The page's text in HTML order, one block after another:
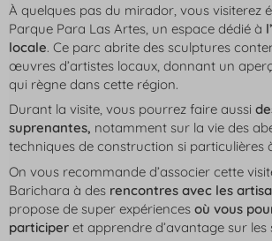
À quelques pas du mirador, vous visiterez
Parque Para Las Artes, un espace dédié à
locale. Ce parc abrite des sculptures
œuvres d’artistes locaux, donnant un
qui règne dans cette région.
Durant la visite, vous pourrez faire aussi
suprenantes, notamment sur la vie des
techniques de construction si particulières
On vous recommande d’associer cette
Barichara à des rencontres avec les
propose de super expériences où vous
participer et apprendre d’avantage sur